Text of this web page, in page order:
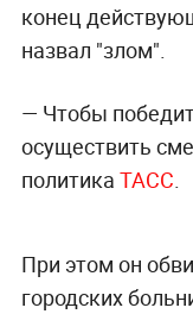
конец
назвал "злом".
— Чтобы
осуществить
политика ТАСС.
При этом он
городских